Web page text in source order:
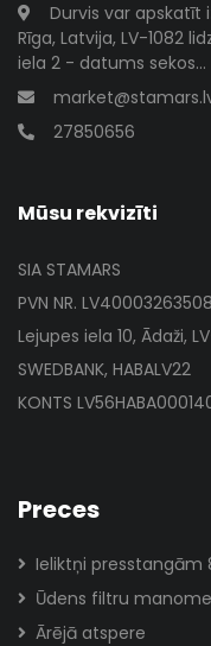
Durvis var apskatīt
Rīga, Latvija, LV-1082
iela 2 - datums sekos...
27850656
Mūsu rekvizīti
SIA STAMARS
PVN NR. LV40003263508
Lejupes iela 10, Ādaži,
SWEDBANK, HABALV22
KONTS
Preces
Ieliktņi presstangām
Ūdens filtru
Ārējā atspere